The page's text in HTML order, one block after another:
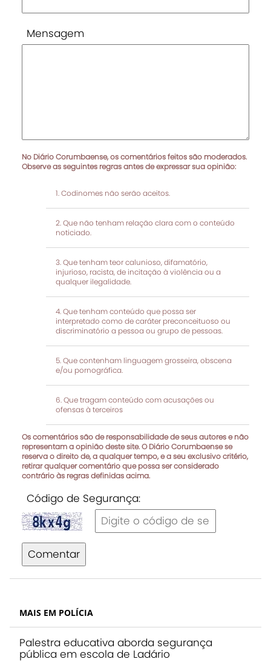
Mensagem
No Diário Corumbaense, os comentários feitos são moderados.
Observe as seguintes regras antes de expressar sua opinião:
Codinomes não serão aceitos.
Que não tenham relação clara com o conteúdo
noticiado.
Que tenham teor calunioso, difamatório,
injurioso, racista, de incitação à violência ou a
qualquer ilegalidade.
Que tenham conteúdo que possa ser
interpretado como de caráter preconceituoso ou
discriminatório a pessoa ou grupo de pessoas.
Que contenham linguagem grosseira, obscena
e/ou pornográfica.
Que tragam conteúdo com acusações ou
ofensas à terceiros
Os comentários são de responsabilidade de seus autores e não
representam a opinião deste site. O Diário Corumbaense se
reserva o direito de, a qualquer tempo, e a seu exclusivo critério,
retirar qualquer comentário que possa ser considerado
contrário às regras definidas acima.
Código de Segurança:
Comentar
MAIS EM POLÍCIA
Palestra educativa aborda segurança
pública em escola de Ladário